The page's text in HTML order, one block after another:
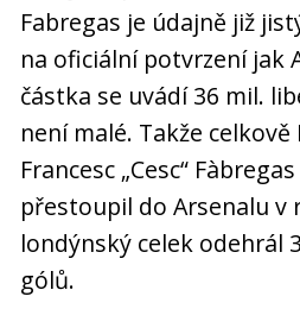
Fabregas je údajně již
na oficiální potvrzení jak
částka se uvádí 36 mil.
není malé. Takže
Francesc „Cesc“
přestoupil do Arsenalu v
londýnský celek odehrál
gólů.